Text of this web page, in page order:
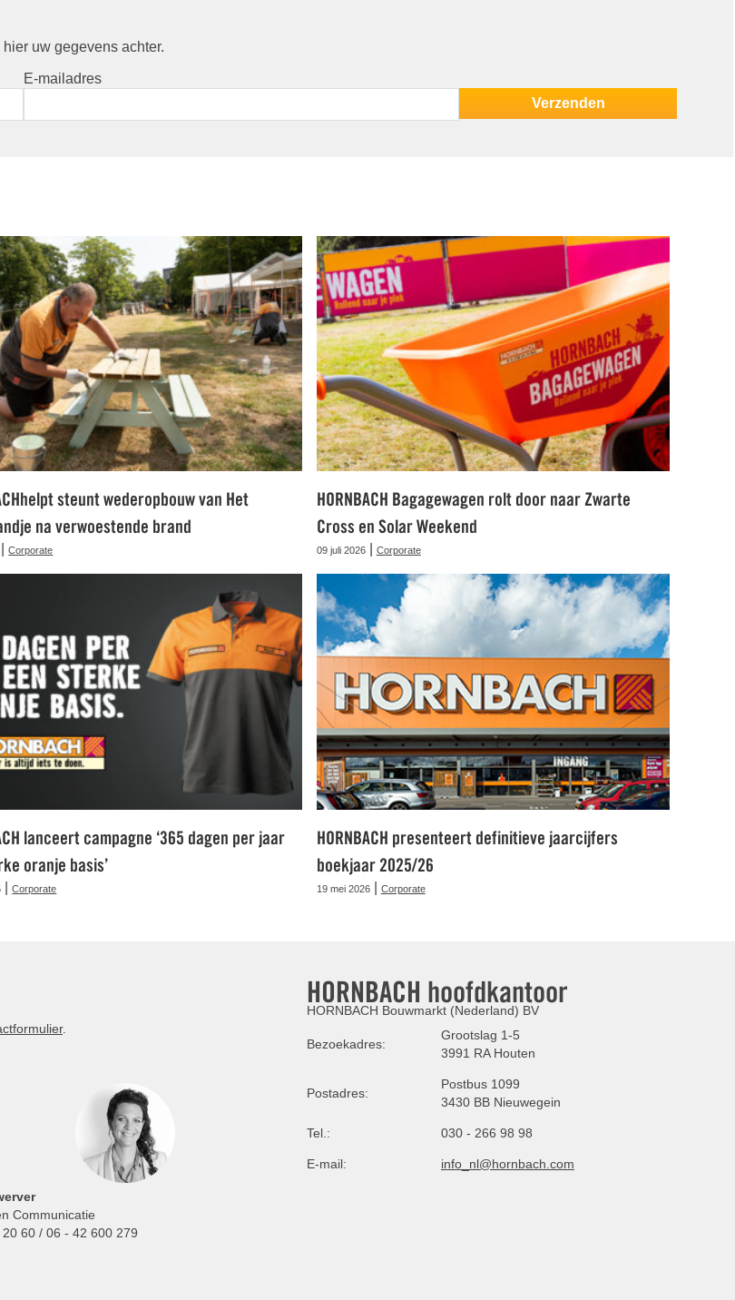
uw gegevens achter.
E-mailadres
steunt wederopbouw van Het
na verwoestende brand
|Corporate
HORNBACH Bagagewagen rolt door naar Zwarte
Cross en Solar Weekend
09 juli 2026| Corporate
lanceert campagne ‘365 dagen per jaar
oranje basis’
|Corporate
HORNBACH presenteert definitieve jaarcijfers
boekjaar 2025/26
19 mei 2026| Corporate
.
Communicatie
60 / 06 - 42 600 279
HORNBACH hoofdkantoor
HORNBACH Bouwmarkt (Nederland) BV
Bezoekadres:
Grootslag 1-5
3991 RA Houten
Postadres:
Postbus 1099
3430 BB Nieuwegein
Tel.: 030 - 266 98 98
E-mail: info_nl@hornbach.com